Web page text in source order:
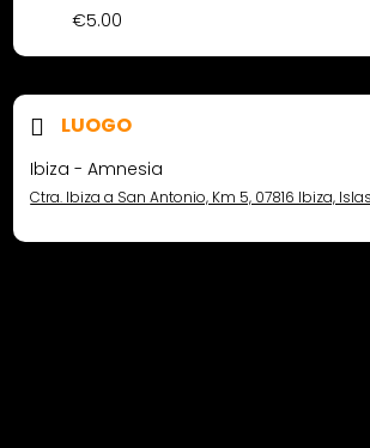
€5.00
LUOGO
Ibiza - Amnesia
Ctra. Ibiza a San Antonio, Km 5, 07816 Ibiza,